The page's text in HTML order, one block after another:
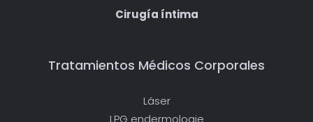
Cirugía íntima
Tratamientos Médicos Corporales
Láser
LPG endermologie